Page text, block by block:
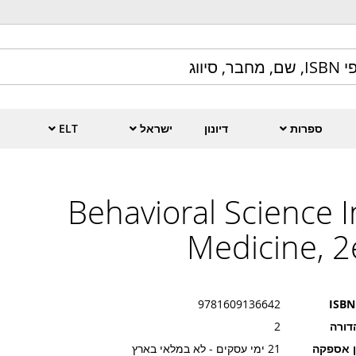
ספרות דיונון ישראל ELT
Behavioral Science
Medicine,
9781609136642
2
אספקה
21 ימי עסקים - לא במלאי בארץ